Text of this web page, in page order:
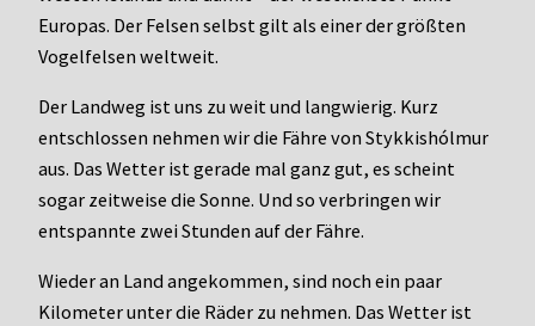
Europas. Der Felsen selbst gilt als einer der größten
Vogelfelsen weltweit.
Der Landweg ist uns zu weit und langwierig. Kurz
entschlossen nehmen wir die Fähre von Stykkishólmur
aus. Das Wetter ist gerade mal ganz gut, es scheint
sogar zeitweise die Sonne. Und so verbringen wir
entspannte zwei Stunden auf der Fähre.
Wieder an Land angekommen, sind noch ein paar
Kilometer unter die Räder zu nehmen. Das Wetter ist